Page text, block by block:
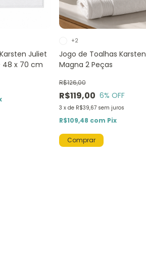
Juliet
48 x 70 cm
Jogo de Toalhas Karsten
Magna 2 Peças
R$119,00
R$126,00
6% OFF
3 x de R$39,67 sem juros
R$109,48 com Pix
+2
Comprar